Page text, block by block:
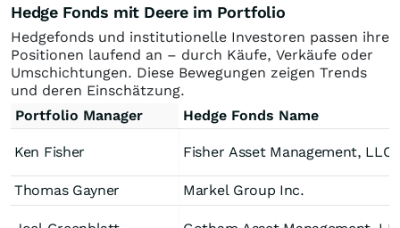
Hedge Fonds mit Deere im Portfolio
Hedgefonds und institutionelle Investoren passen ihre
Positionen laufend an – durch Käufe, Verkäufe oder
Umschichtungen. Diese Bewegungen zeigen Trends
und deren Einschätzung.
Portfolio Manager
Hedge Fonds Name
Ken Fisher Fisher Asset Management, LLC
Thomas Gayner Markel Group Inc.